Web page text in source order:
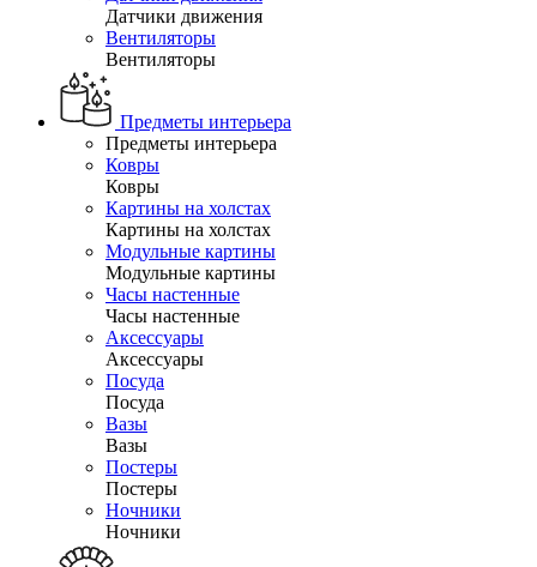
Датчики движения
Вентиляторы
Вентиляторы
Предметы интерьера
Предметы интерьера
Ковры
Ковры
Картины на холстах
Картины на холстах
Модульные картины
Модульные картины
Часы настенные
Часы настенные
Аксессуары
Аксессуары
Посуда
Посуда
Вазы
Вазы
Постеры
Постеры
Ночники
Ночники